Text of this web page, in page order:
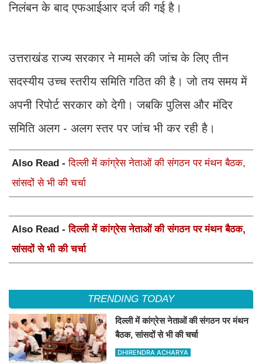
निलंबन के बाद एफआईआर दर्ज की गई है।
उत्तराखंड राज्य सरकार ने मामले की जांच के लिए तीन
सदस्यीय उच्च स्तरीय समिति गठित की है। जो तय समय में
अपनी रिपोर्ट सरकार को देगी। जबकि पुलिस और मंदिर
समिति अलग - अलग स्तर पर जांच भी कर रही है।
Also Read -दिल्ली में कांग्रेस नेताओं की संगठन पर मंथन बैठक,
सांसदों से भी की चर्चा
Also Read -दिल्ली में कांग्रेस नेताओं की संगठन पर मंथन बैठक,
सांसदों से भी की चर्चा
TRENDING TODAY
दिल्ली में कांग्रेस नेताओं की संगठन पर मंथन
बैठक, सांसदों से भी की चर्चा
DHIRENDRA ACHARYA